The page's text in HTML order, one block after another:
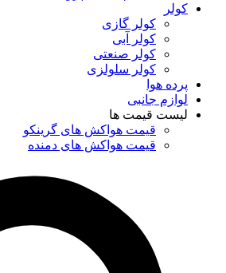
کولر
کولر گازی
کولر آبی
کولر صنعتی
کولر سلولزی
پرده هوا
لوازم جانبی
لیست قیمت ها
قیمت هواکش های گرینکو
قیمت هواکش های دمنده